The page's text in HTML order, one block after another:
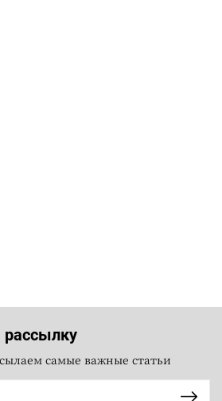
рассылку
самые важные статьи